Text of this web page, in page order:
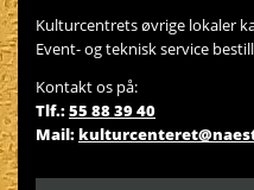
Kulturcentrets øvrige lokaler
Event- og teknisk service
Kontakt os på:
Tlf.:55 88 39 40
Mail: